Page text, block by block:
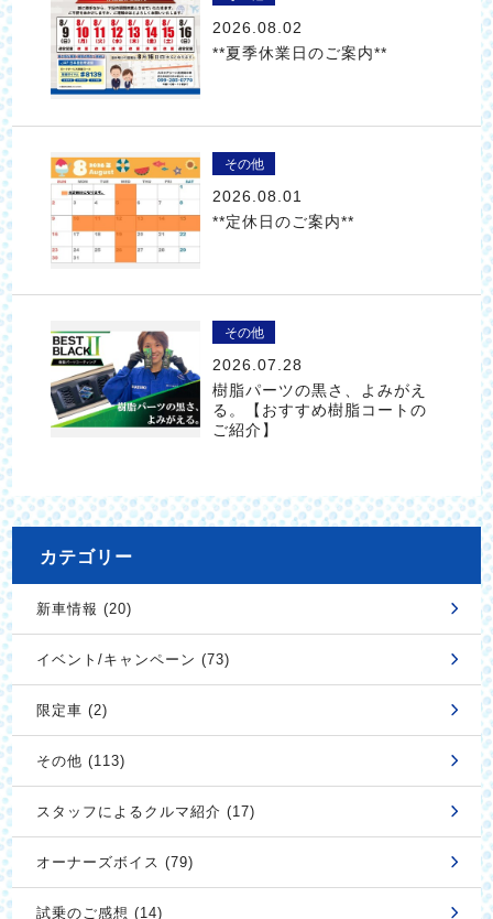
2026.08.02
**夏季休業日のご案内**
その他
2026.08.01
**定休日のご案内**
その他
2026.07.28
樹脂パーツの黒さ、よみがえ
る。【おすすめ樹脂コートの
ご紹介】
カテゴリー
新車情報 (20)
イベント/キャンペーン (73)
限定車 (2)
その他 (113)
スタッフによるクルマ紹介 (17)
オーナーズボイス (79)
試乗のご感想 (14)